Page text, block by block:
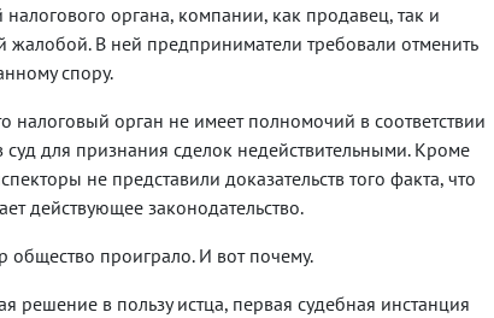
органа, компании, как продавец, так и
жалобой. В ней предприниматели требовали отменить
спору.
налоговый орган не имеет полномочий в соответствии
суд для признания сделок недействительными. Кроме
не представили доказательств того факта, что
действующее законодательство.
общество проиграло. И вот почему.
решение в пользу истца, первая судебная инстанция